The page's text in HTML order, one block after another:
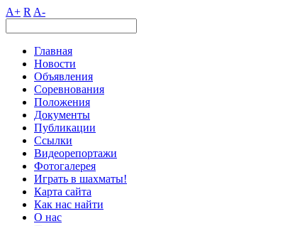
A+ R A-
Главная
Новости
Объявления
Соревнования
Положения
Документы
Публикации
Ссылки
Видеорепортажи
Фотогалерея
Играть в шахматы!
Карта сайта
Как нас найти
О нас